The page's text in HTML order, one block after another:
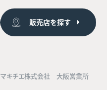
販売店を探す
マキチエ株式会社 大阪営業所